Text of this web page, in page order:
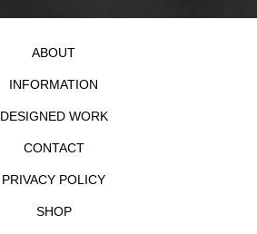
ABOUT
INFORMATION
DESIGNED WORK
CONTACT
PRIVACY POLICY
SHOP